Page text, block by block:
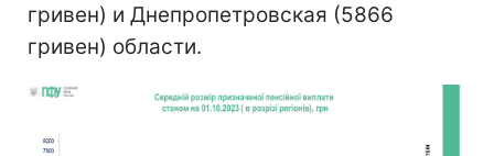
гривен) и Днепропетровская (5866
гривен) области.